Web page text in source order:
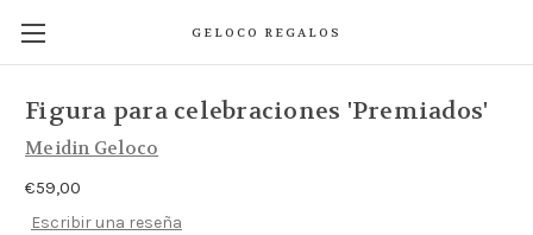
GELOCO REGALOS
Figura para celebraciones 'Premiados'
Meidin Geloco
€59,00
Escribir una reseña